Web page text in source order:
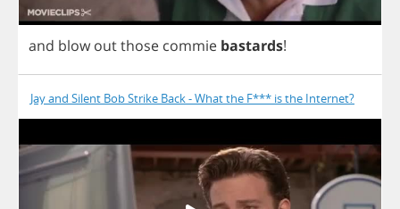
and blow outthose commie bastards!
Jay and Silent Bob Strike Back - What the F*** is the Internet?